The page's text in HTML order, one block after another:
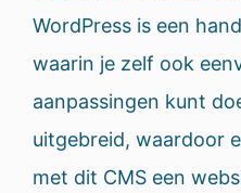
WordPress is een
waarin je zelf ook
aanpassingen kunt
uitgebreid, waardoor
met dit CMS een